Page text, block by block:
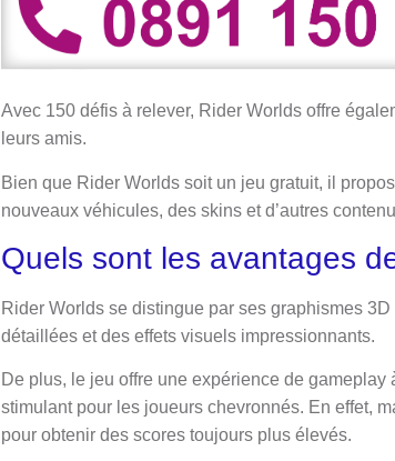
Avec 150 défis à relever, Rider Worlds offre
leurs amis.
Bien que Rider Worlds soit un jeu gratuit, il
nouveaux véhicules, des skins et d’autres
Quels sont les avantages
Rider Worlds se distingue par ses graphismes
détaillées et des effets visuels impressionnants.
De plus, le jeu offre une expérience de
stimulant pour les joueurs chevronnés. En effet,
pour obtenir des scores toujours plus élevés.